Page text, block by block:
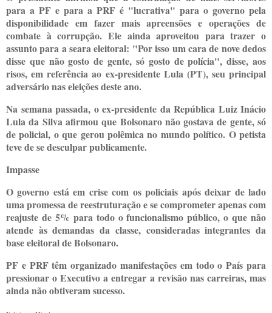
para a PF e para a PRF é "lucrativa" para o governo pela
disponibilidade em fazer mais apreensões e operações de
combate à corrupção. Ele ainda aproveitou para trazer o
assunto para a seara eleitoral: "Por isso um cara de nove dedos
disse que não gosto de gente, só gosto de polícia", disse, aos
risos, em referência ao ex-presidente Lula (PT), seu principal
adversário nas eleições deste ano.
Na semana passada, o ex-presidente da República Luiz Inácio
Lula da Silva afirmou que Bolsonaro não gostava de gente, só
de policial, o que gerou polêmica no mundo político. O petista
teve de se desculpar publicamente.
Impasse
O governo está em crise com os policiais após deixar de lado
uma promessa de reestruturação e se comprometer apenas com
reajuste de 5% para todo o funcionalismo público, o que não
atende às demandas da classe, consideradas integrantes da
base eleitoral de Bolsonaro.
PF e PRF têm organizado manifestações em todo o País para
pressionar o Executivo a entregar a revisão nas carreiras, mas
ainda não obtiveram sucesso.